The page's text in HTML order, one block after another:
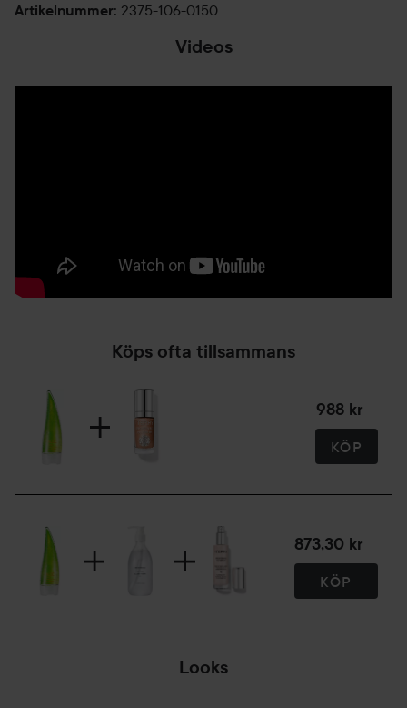
Artikelnummer: 2375-106-0150
Videos
Köps ofta tillsammans
988 kr
KÖP
873,30 kr
KÖP
Looks